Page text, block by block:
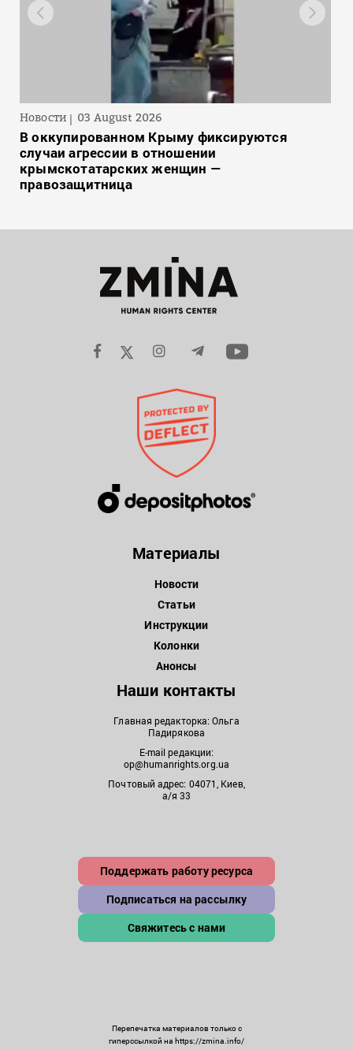
Новости 03 August 2026
В оккупированном Крыму фиксируются
случаи агрессии в отношении
крымскотатарских женщин —
правозащитница
Материалы
Новости
Статьи
Инструкции
Колонки
Анонсы
Наши контакты
Главная редакторка: Ольга
Падирякова
E-mail редакции:
op@humanrights.org.ua
Почтовый адрес: 04071, Киев,
а/я 33
Поддержать работу ресурса
Подписаться на рассылку
Свяжитесь с нами
Перепечатка материалов только с
гиперссылкой на https://zmina.info/